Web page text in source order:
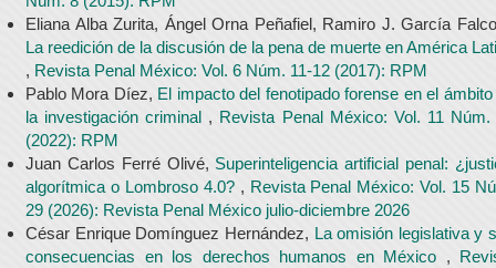
Eliana Alba Zurita, Ángel Orna Peñafiel, Ramiro J. García
La reedición de la discusión de la pena de muerte en América
, Revista Penal México: Vol. 6 Núm. 11-12 (2017): RPM
Pablo Mora Díez, El impacto del fenotipado forense en el ámbito
la investigación criminal , Revista Penal México: Vol. 11 Núm.
(2022): RPM
Juan Carlos Ferré Olivé, Superinteligencia artificial penal:
algorítmica o Lombroso 4.0? , Revista Penal México: Vol. 15
29 (2026): Revista Penal México julio-diciembre 2026
César Enrique Domínguez Hernández, La omisión legislativa y
consecuencias en los derechos humanos en México ,